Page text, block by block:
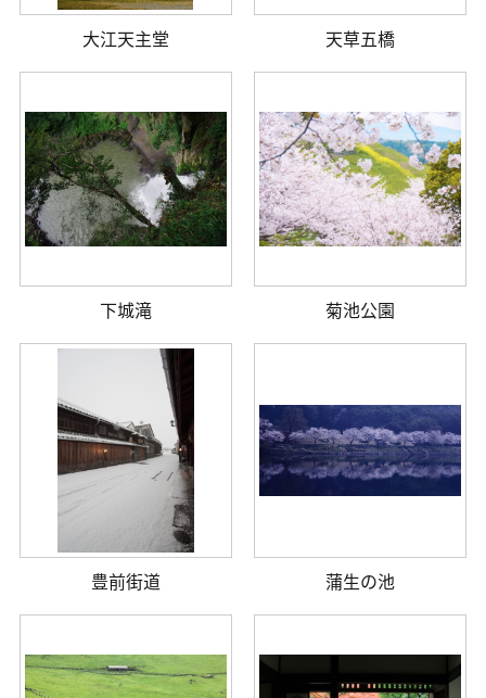
大江天主堂 天草五橋
下城滝 菊池公園
豊前街道 蒲生の池